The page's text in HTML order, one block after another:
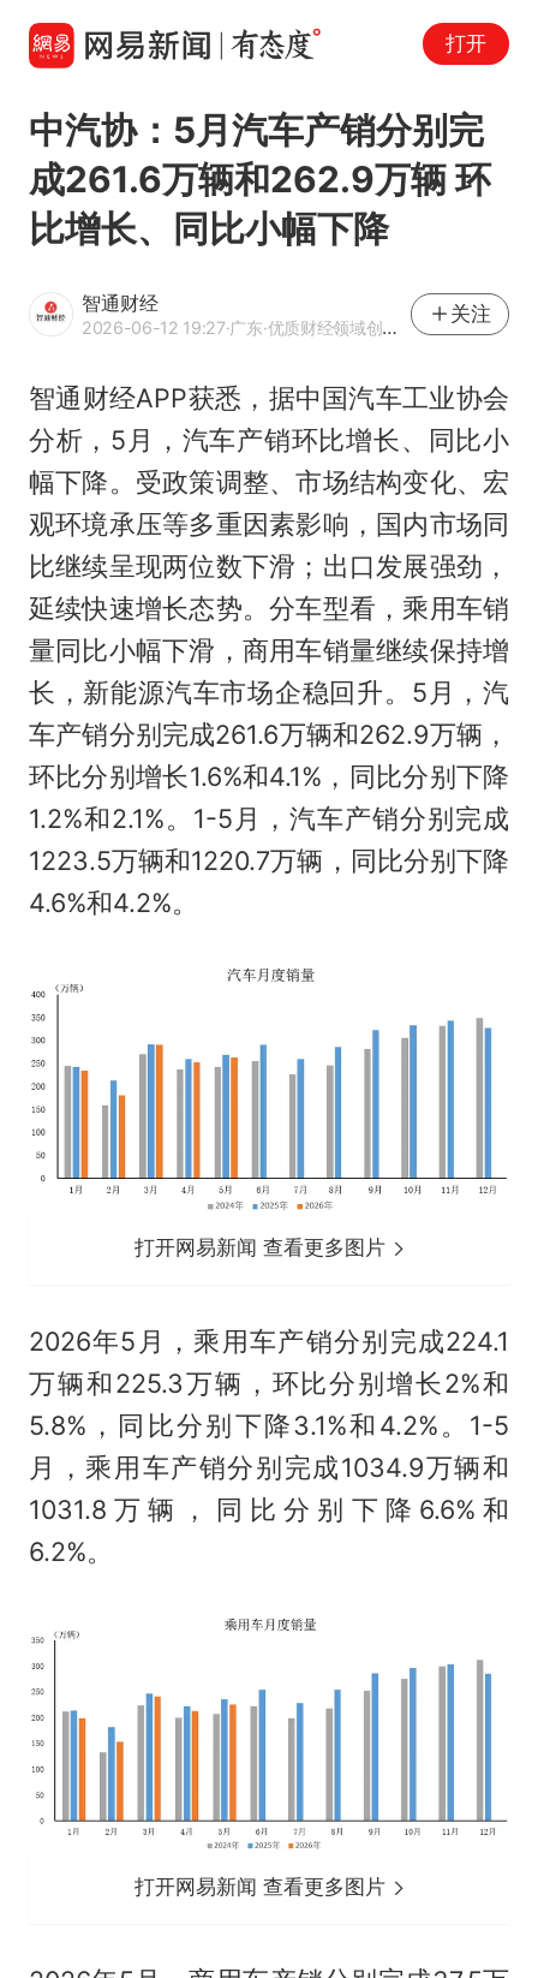
打开
中汽协：5月汽车产销分别完
成261.6万辆和262.9万辆 环
比增长、同比小幅下降
智通财经
2026-06-12 19:27·广东·优质财经领域创作者
关注
智通财经APP获悉，据中国汽车工业协会
分析，5月，汽车产销环比增长、同比小
幅下降。受政策调整、市场结构变化、宏
观环境承压等多重因素影响，国内市场同
比继续呈现两位数下滑；出口发展强劲，
延续快速增长态势。分车型看，乘用车销
量同比小幅下滑，商用车销量继续保持增
长，新能源汽车市场企稳回升。5月，汽
车产销分别完成261.6万辆和262.9万辆，
环比分别增长1.6%和4.1%，同比分别下降
1.2%和2.1%。1-5月，汽车产销分别完成
1223.5万辆和1220.7万辆，同比分别下降
4.6%和4.2%。
打开网易新闻 查看更多图片
2026年5月，乘用车产销分别完成224.1
万辆和225.3万辆，环比分别增长2%和
5.8%，同比分别下降3.1%和4.2%。1-5
月，乘用车产销分别完成1034.9万辆和
1031.8万辆，同比分别下降6.6%和
6.2%。
打开网易新闻 查看更多图片